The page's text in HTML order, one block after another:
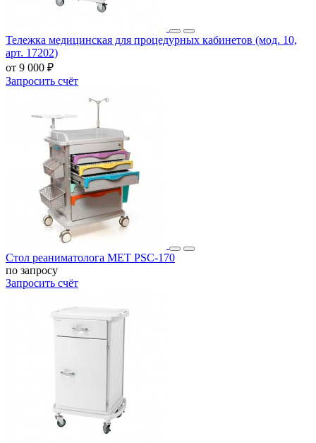
Тележка медицинская для процедурных кабинетов (мод. 10,
арт. 17202)
от 9 000 ₽
Запросить счёт
Стол реаниматолога МЕТ PSC-170
по запросу
Запросить счёт